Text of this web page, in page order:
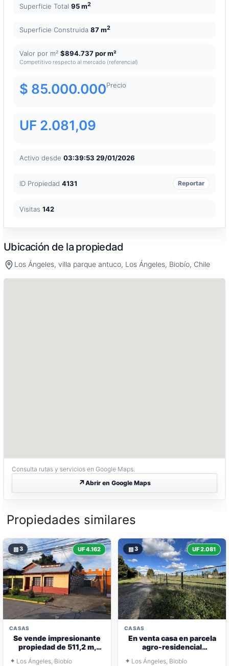
Superficie Total 95 m2
Superficie Construida 87 m2
Valor por m² $894.737 por m²
Competitivo respecto al mercado (referencial)
Precio
$ 85.000.000
UF 2.081,09
Activo desde 03:39:53 29/01/2026
ID Propiedad 4131 Reportar
Visitas 142
Ubicación de la propiedad
Los Ángeles, villa parque antuco, Los Ángeles, Biobío, Chile
Consulta rutas y servicios en Google Maps.
Abrir en Google Maps
Propiedades similares
▧3 UF 4.162
CASAS
Se vende impresionante
propiedad de 511,2 m,
estratégicamente ubicada
⌖ Los Ángeles, Biobío
▧3 UF 2.081
CASAS
En venta casa en parcela
agro-residencial
extraordinaria de 5.000 m
⌖ Los Ángeles, Biobío